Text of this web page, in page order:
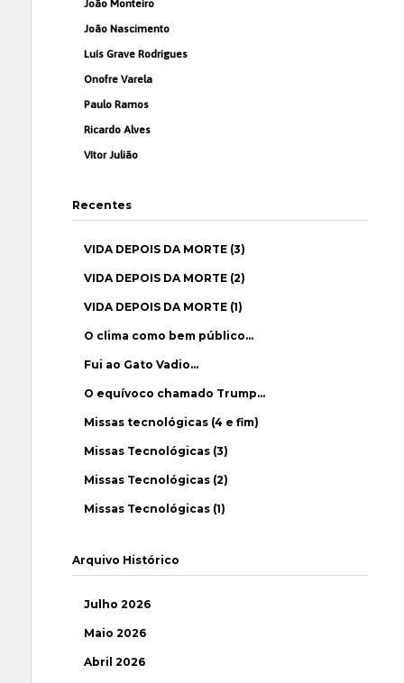
João Monteiro
João Nascimento
Luís Grave Rodrigues
Onofre Varela
Paulo Ramos
Ricardo Alves
Vítor Julião
Recentes
VIDA DEPOIS DA MORTE (3)
VIDA DEPOIS DA MORTE (2)
VIDA DEPOIS DA MORTE (1)
O clima como bem público…
Fui ao Gato Vadio…
O equívoco chamado Trump…
Missas tecnológicas (4 e fim)
Missas Tecnológicas (3)
Missas Tecnológicas (2)
Missas Tecnológicas (1)
Arquivo Histórico
Julho 2026
Maio 2026
Abril 2026